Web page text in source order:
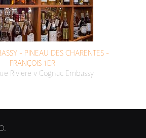
- PINEAU DES CHARENTES -
FRANÇOIS 1ER
Riviere v Cognac Embassy